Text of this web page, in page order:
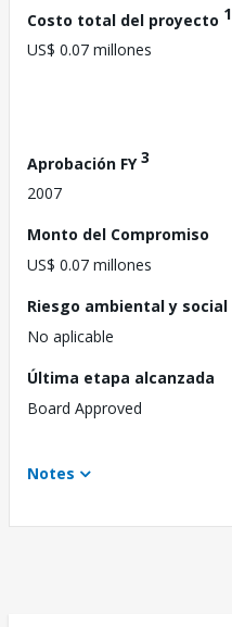
Costo total del proyecto 1
US$ 0.07 millones
Aprobación FY3
2007
Monto del Compromiso
US$ 0.07 millones
Riesgo ambiental y social
No aplicable
Última etapa alcanzada
Board Approved
Notes